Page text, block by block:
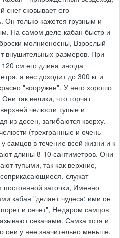
снег сковывает его
Он только кажется грузным и
На самом деле кабан быстр и
молниеносны, Взрослый
внушительных размеров. При
см его длина иногда
а вес доходит до 300 кг и
"вооружен". У него хорошо
так велики, что торчат
челюсти тупые и
из десен, загибаются кверху.
(трехгранные и очень
самцов в течение всей жизни и к
длины 8-10 сантиметров. Они
тупыми, так как верхние,
служат
постоянной заточки, Именно
кабан "делает чудеса: ими он
и сечет", Недаром самцов
секачами. Самка хотя и
они у нее значительно меньше,